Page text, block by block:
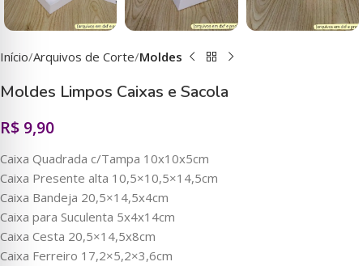
Início Arquivos de Corte Moldes
Moldes Limpos Caixas e Sacola
R$ 9,90
Caixa Quadrada c/Tampa 10x10x5cm
Caixa Presente alta 10,5×10,5×14,5cm
Caixa Bandeja 20,5×14,5x4cm
Caixa para Suculenta 5x4x14cm
Caixa Cesta 20,5×14,5x8cm
Caixa Ferreiro 17,2×5,2×3,6cm